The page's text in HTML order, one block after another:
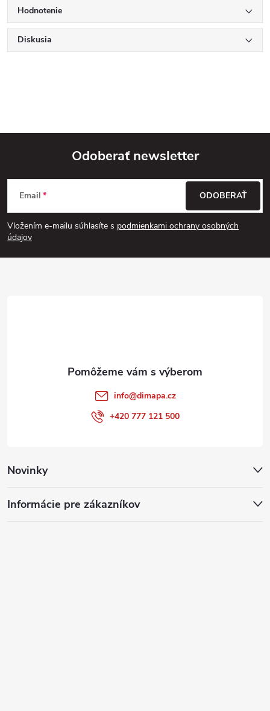
Hodnotenie
Diskusia
Z
á
p
Odoberať newsletter
Email
Vložením e-mailu súhlasíte s podmienkami ochrany osobných
údajov
ODOBERAŤ
Novinky
Informácie pre zákazníkov
info@dimapa.cz
+420 777 121 500